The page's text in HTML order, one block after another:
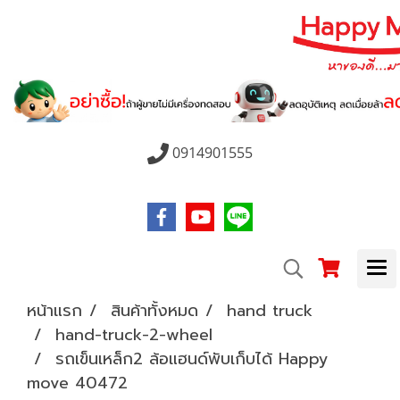
0914901555
หน้าแรก สินค้าทั้งหมด
hand truck
hand-truck-2-wheel
รถเข็นเหล็ก2 ล้อแฮนด์พับเก็บได้ Happy
move 40472